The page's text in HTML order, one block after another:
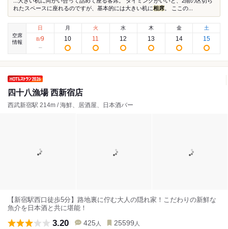
れたスペースに座れるのですが、基本的には大きい机に相席 。 ここの...
空席
情報
日
8/9
月
10
火
11
水
12
木
13
金
14
土
15
四十八漁場 西新宿店
西武新宿駅 214m / 海鮮、居酒屋、日本酒バー
【新宿駅西口徒歩5分】路地裏に佇む大人の隠れ家！こだわりの新鮮な
魚介を日本酒と共に堪能！
3.20 425 人 25599 人